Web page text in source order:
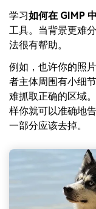
学习如何在 GIMP
工具。当背景更难
法很有帮助。
例如，也许你的照
者主体周围有小细
难抓取正确的区域
样你就可以准确地
一部分应该去掉。